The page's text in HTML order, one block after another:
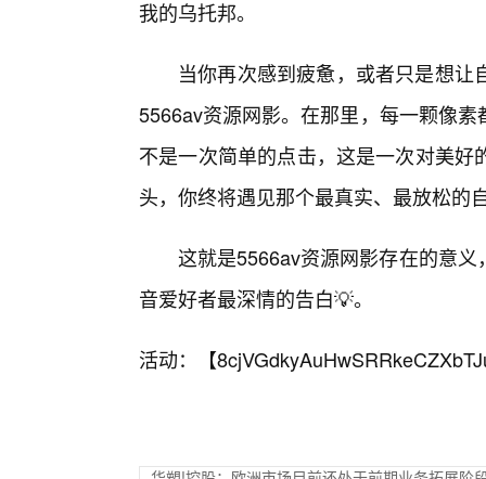
我的乌托邦。
当你再次感到疲惫，或者只是想
5566av资源网影。在那里，每一颗像
不是一次简单的点击，这是一次对美
头，你终将遇见那个最真实、最放松的
这就是5566av资源网影存在的意
音爱好者最深情的告白💡。
活动：【